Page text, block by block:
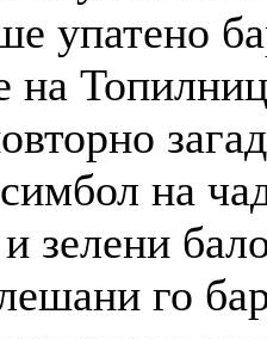
упатено
на
на
зелени
го